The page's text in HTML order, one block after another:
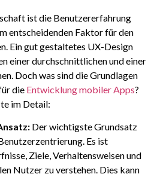
ist die Benutzererfahrung
entscheidenden Faktor für den
Ein gut gestaltetes UX-Design
einer durchschnittlichen und einer
Doch was sind die Grundlagen
die Entwicklung mobiler Apps?
im Detail:
Der wichtigste Grundsatz
Es ist
Ziele, Verhaltensweisen und
Nutzer zu verstehen. Dies kann